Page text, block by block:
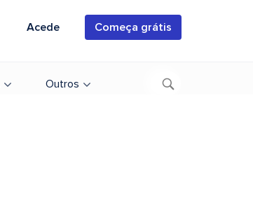
Acede Começa grátis
Outros